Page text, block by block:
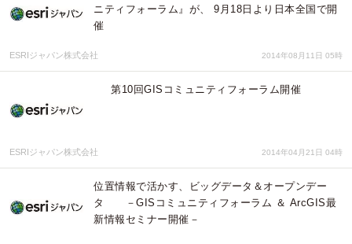
ニティフォーラム』が、 9月18日より日本全国で開
催
ESRIジャパン株式会社 2014年08月11日 05時
第10回GISコミュニティフォーラム開催
ESRIジャパン株式会社 2014年04月21日 04時
位置情報で活かす、ビッグデータ＆オープンデー
タ －GISコミュニティフォーラム ＆ ArcGIS最
新情報セミナー開催－